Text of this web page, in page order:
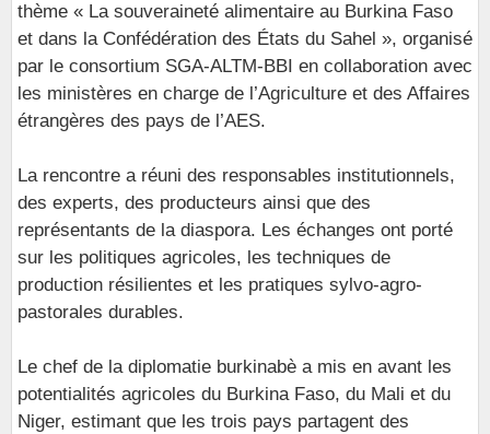
thème « La souveraineté alimentaire au Burkina Faso
et dans la Confédération des États du Sahel », organisé
par le consortium SGA-ALTM-BBI en collaboration avec
les ministères en charge de l’Agriculture et des Affaires
étrangères des pays de l’AES.
La rencontre a réuni des responsables institutionnels,
des experts, des producteurs ainsi que des
représentants de la diaspora. Les échanges ont porté
sur les politiques agricoles, les techniques de
production résilientes et les pratiques sylvo-agro-
pastorales durables.
Le chef de la diplomatie burkinabè a mis en avant les
potentialités agricoles du Burkina Faso, du Mali et du
Niger, estimant que les trois pays partagent des